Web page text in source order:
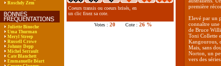
Roschdy Zem
Juliette Binoche
Uma Thurman
Meryl Streep
Russell Crowe
Johnny Depp
Michel Serrault
Cate Blanchett
Emmanuelle Béart
Coeurs transis ou coeurs brisés, en
un clic fixez sa cote.
Votes : 20 Cote : 26 %
première
Elevé par un
connaître
de Bruce
Toni Collette
Kangourous,
Mais, sans
Norton, un
vers des